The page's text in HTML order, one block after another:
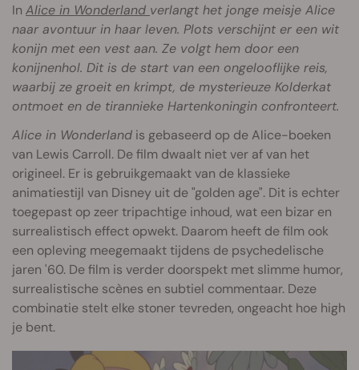
In Alice in Wonderland verlangt het jonge meisje Alice
naar avontuur in haar leven. Plots verschijnt er een wit
konijn met een vest aan. Ze volgt hem door een
konijnenhol. Dit is de start van een ongelooflijke reis,
waarbij ze groeit en krimpt, de mysterieuze Kolderkat
ontmoet en de tirannieke Hartenkoningin confronteert.
Alice in Wonderland is gebaseerd op de Alice-boeken
van Lewis Carroll. De film dwaalt niet ver af van het
origineel. Er is gebruikgemaakt van de klassieke
animatiestijl van Disney uit de "golden age". Dit is echter
toegepast op zeer tripachtige inhoud, wat een bizar en
surrealistisch effect opwekt. Daarom heeft de film ook
een opleving meegemaakt tijdens de psychedelische
jaren '60. De film is verder doorspekt met slimme humor,
surrealistische scènes en subtiel commentaar. Deze
combinatie stelt elke stoner tevreden, ongeacht hoe high
je bent.